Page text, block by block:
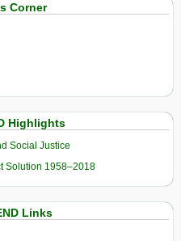
Corner
Highlights
Social Justice
Solution 1958–2018
Links